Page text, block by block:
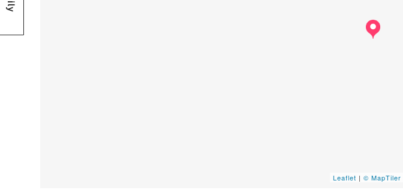
Leaflet | © MapTiler